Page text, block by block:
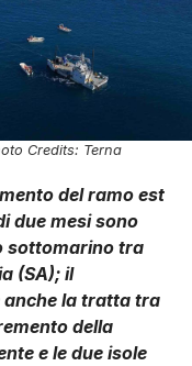
Credits: Terna
del ramo est
due mesi sono
sottomarino tra
(SA); il
anche la tratta tra
della
e le due isole